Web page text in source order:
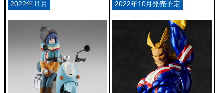
2022年11月 2022年10月発売予定